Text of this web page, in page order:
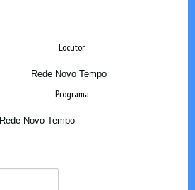
Locutor
Rede Novo Tempo
Programa
Rede Novo Tempo